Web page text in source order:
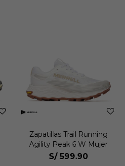
Zapatillas Trail Running
Agility Peak 6 W Mujer
S/ 599.90